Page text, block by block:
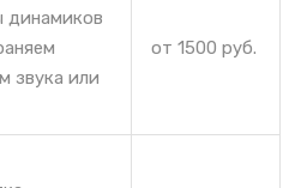
динамиков
звука или
от 1500 руб.